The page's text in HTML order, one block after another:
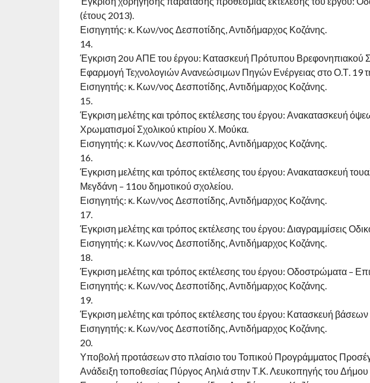
(έτους 2013).
Εισηγητής: κ. Κων/νος Δεσποτίδης, Αντιδήμαρχος Κοζάνης.
14.
Έγκριση 2ου ΑΠΕ του έργου: Κατασκευή Πρότυπου Βρεφονηπιακού
Εφαρμογή Τεχνολογιών Ανανεώσιμων Πηγών Ενέργειας στο Ο.Τ. 19
Εισηγητής: κ. Κων/νος Δεσποτίδης, Αντιδήμαρχος Κοζάνης.
15.
Έγκριση μελέτης και τρόπος εκτέλεσης του έργου: Ανακατασκευή
Χρωματισμοί Σχολικού κτιρίου Χ. Μούκα.
Εισηγητής: κ. Κων/νος Δεσποτίδης, Αντιδήμαρχος Κοζάνης.
16.
Έγκριση μελέτης και τρόπος εκτέλεσης του έργου: Ανακατασκευή
Μεγδάνη – 11ου δημοτικού σχολείου.
Εισηγητής: κ. Κων/νος Δεσποτίδης, Αντιδήμαρχος Κοζάνης.
17.
Έγκριση μελέτης και τρόπος εκτέλεσης του έργου: Διαγραμμίσεις
Εισηγητής: κ. Κων/νος Δεσποτίδης, Αντιδήμαρχος Κοζάνης.
18.
Έγκριση μελέτης και τρόπος εκτέλεσης του έργου: Οδοστρώματα –
Εισηγητής: κ. Κων/νος Δεσποτίδης, Αντιδήμαρχος Κοζάνης.
19.
Έγκριση μελέτης και τρόπος εκτέλεσης του έργου: Κατασκευή
Εισηγητής: κ. Κων/νος Δεσποτίδης, Αντιδήμαρχος Κοζάνης.
20.
Υποβολή προτάσεων στο πλαίσιο του Τοπικού Προγράμματος
Ανάδειξη τοποθεσίας Πύργος Αηλιά στην Τ.Κ. Λευκοπηγής του